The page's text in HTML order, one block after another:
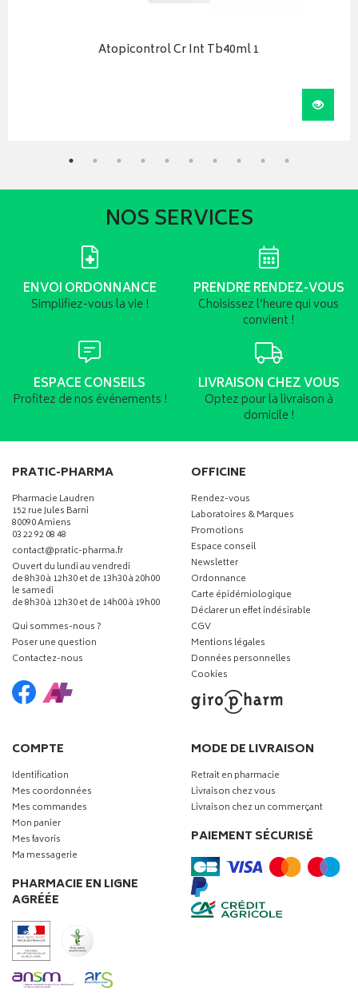
Atopicontrol Cr Int Tb40ml 1
NOS SERVICES
ENVOI ORDONNANCE
Simplifiez-vous la vie !
PRENDRE RENDEZ-VOUS
Choisissez l’heure qui vous
convient !
ESPACE CONSEILS
Profitez de nos événements !
LIVRAISON CHEZ VOUS
Optez pour la livraison à
domicile !
PRATIC-PHARMA
Pharmacie Laudren
152 rue Jules Barni
80090 Amiens
03 22 92 08 48
contact-
@-
pratic-pharma.fr
Ouvert du lundi au vendredi
de 8h30 à 12h30 et de 13h30 à 20h00
le samedi
de 8h30 à 12h30 et de 14h00 à 19h00
Qui sommes-nous ?
Poser une question
Contactez-nous
OFFICINE
Rendez-vous
Laboratoires & Marques
Promotions
Espace conseil
Newsletter
Ordonnance
Carte épidémiologique
Déclarer un effet indésirable
CGV
Mentions légales
Données personnelles
Cookies
COMPTE
Identification
Mes coordonnées
Mes commandes
Mon panier
Mes favoris
Ma messagerie
PHARMACIE EN LIGNE
AGRÉÉE
MODE DE LIVRAISON
Retrait en pharmacie
Livraison chez vous
Livraison chez un commerçant
PAIEMENT SÉCURISÉ